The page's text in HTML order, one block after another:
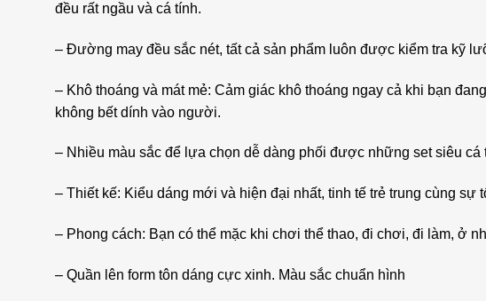
đều rất ngầu và cá tính.
– Đường may đều sắc nét, tất cả sản phẩm luôn được kiểm tra kỹ
– Khô thoáng và mát mẻ: Cảm giác khô thoáng ngay cả khi bạn
không bết dính vào người.
– Nhiều màu sắc để lựa chọn dễ dàng phối được những set siêu cá
– Thiết kế: Kiểu dáng mới và hiện đại nhất, tinh tế trẻ trung cùng sự
– Phong cách: Bạn có thể mặc khi chơi thể thao, đi chơi, đi làm, ở
– Quần lên form tôn dáng cực xinh. Màu sắc chuẩn hình